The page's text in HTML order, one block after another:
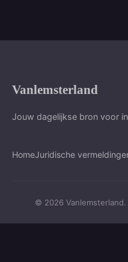
Vanlemsterland
Jouw dagelijkse bron voor
HomeJuridische
© 2026